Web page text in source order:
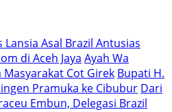
Asal Brazil Antusias
di Aceh Jaya Ayah Wa
Masyarakat Cot Girek Bupati H.
Pramuka ke Cibubur Dari
Embun, Delegasi Brazil